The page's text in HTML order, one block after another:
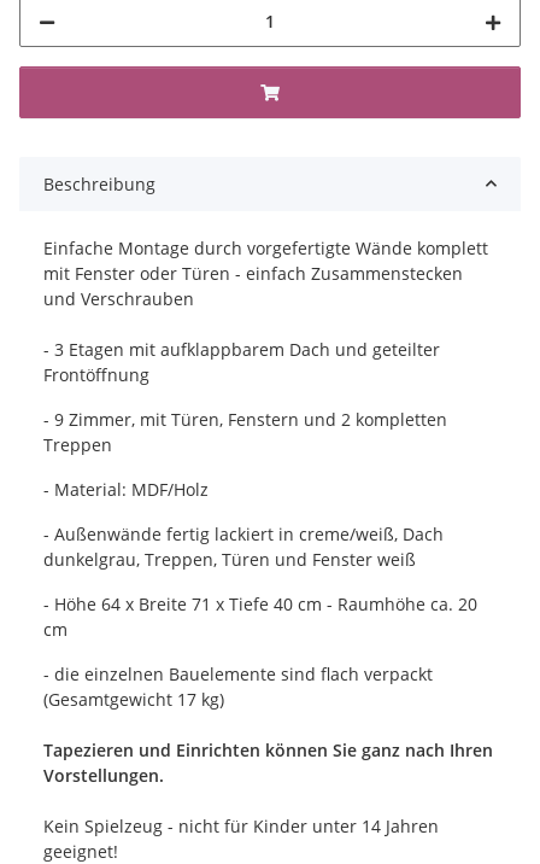
Beschreibung
Einfache Montage durch vorgefertigte Wände komplett
mit Fenster oder Türen - einfach Zusammenstecken
und Verschrauben
- 3 Etagen mit aufklappbarem Dach und geteilter
Frontöffnung
- 9 Zimmer, mit Türen, Fenstern und 2 kompletten
Treppen
- Material: MDF/Holz
- Außenwände fertig lackiert in creme/weiß, Dach
dunkelgrau, Treppen, Türen und Fenster weiß
- Höhe 64 x Breite 71 x Tiefe 40 cm - Raumhöhe ca. 20
cm
- die einzelnen Bauelemente sind flach verpackt
(Gesamtgewicht 17 kg)
Tapezieren und Einrichten können Sie ganz nach Ihren
Vorstellungen.
Kein Spielzeug - nicht für Kinder unter 14 Jahren
geeignet!